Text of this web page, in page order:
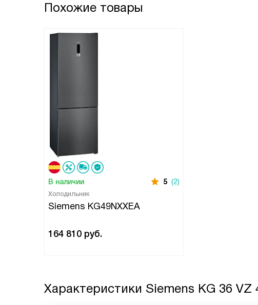
Похожие товары
В наличии 5 (2)
Холодильник
Siemens KG49NXXEA
164 810 руб.
Характеристики Siemens KG 36 VZ